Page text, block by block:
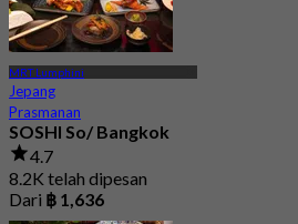
MRT Lumphini
Jepang
Prasmanan
SOSHI So/ Bangkok
4.7
8.2K telah dipesan
Dari ฿ 1,636